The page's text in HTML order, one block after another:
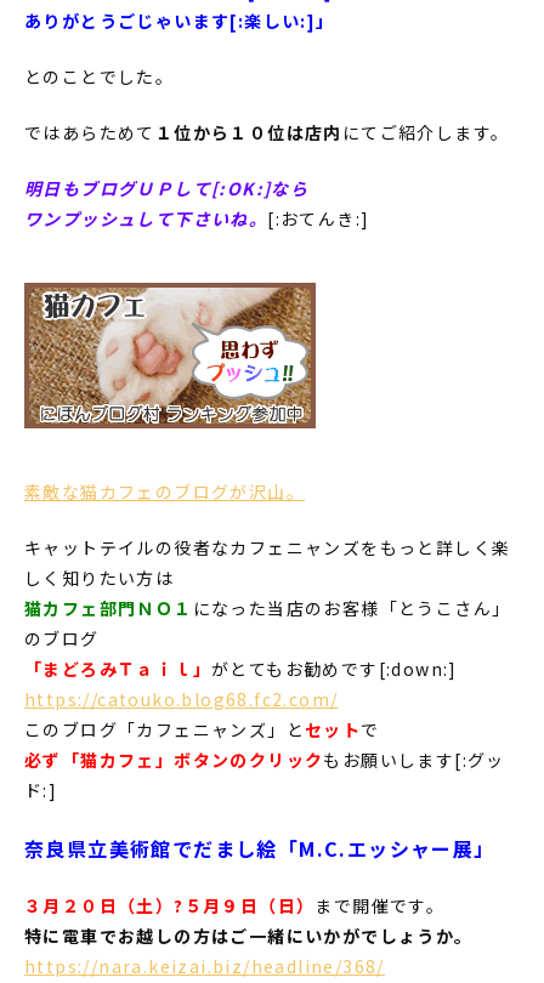
ありがとうごじゃいます[:楽しい:]」
とのことでした。
ではあらためて １位から１０位は店内 にてご紹介します。
明日もブログＵＰして[:OK:]なら
ワンプッシュして下さいね。 [:おてんき:]
素敵な猫カフェのブログが沢山。
キャットテイルの役者なカフェニャンズをもっと詳しく楽
しく知りたい方は
猫カフェ部門ＮＯ１ になった当店のお客様「とうこさん」
のブログ
「まどろみＴａｉｌ」 がとてもお勧めです[:down:]
https://catouko.blog68.fc2.com/
このブログ「カフェニャンズ」とセットで
必ず「猫カフェ」ボタンのクリックもお願いします[:グッ
ド:]
奈良県立美術館でだまし絵「M.C.エッシャー展」
３月２０日（土）?５月９日（日） まで開催です。
特に電車でお越しの方はご一緒にいかがでしょうか。
https://nara.keizai.biz/headline/368/